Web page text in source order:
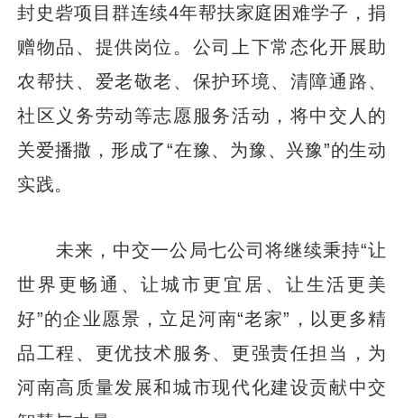
封史砦项目群连续4年帮扶家庭困难学子，捐
赠物品、提供岗位。公司上下常态化开展助
农帮扶、爱老敬老、保护环境、清障通路、
社区义务劳动等志愿服务活动，将中交人的
关爱播撒，形成了“在豫、为豫、兴豫”的生动
实践。
未来，中交一公局七公司将继续秉持“让
世界更畅通、让城市更宜居、让生活更美
好”的企业愿景，立足河南“老家”，以更多精
品工程、更优技术服务、更强责任担当，为
河南高质量发展和城市现代化建设贡献中交